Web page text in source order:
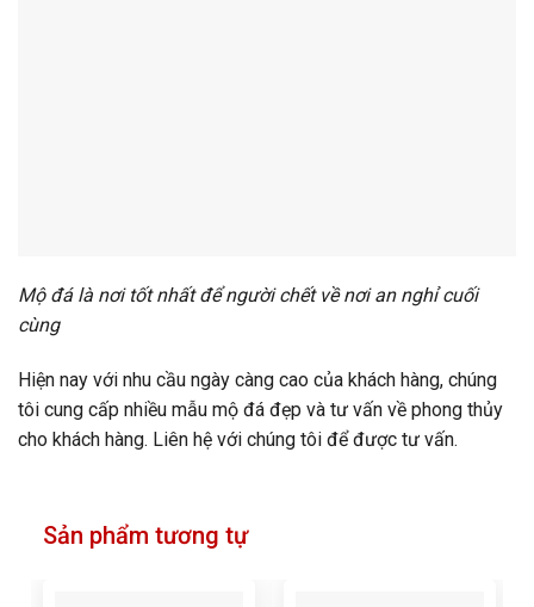
Mộ đá là nơi tốt nhất để người chết về nơi an nghỉ cuối
cùng
Hiện nay với nhu cầu ngày càng cao của khách hàng, chúng
tôi cung cấp nhiều mẫu mộ đá đẹp và tư vấn về phong thủy
cho khách hàng. Liên hệ với chúng tôi để được tư vấn.
Sản phẩm tương tự